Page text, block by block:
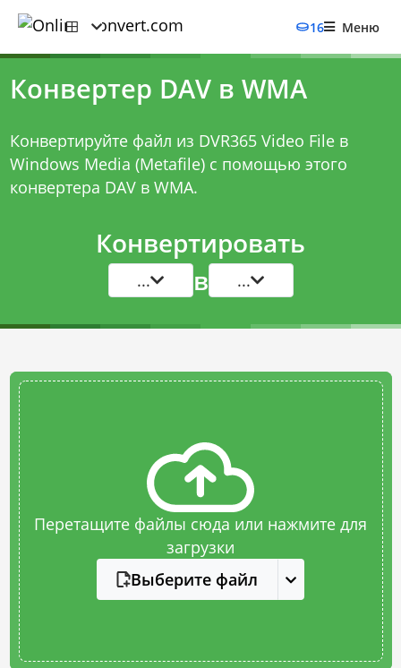
16 Меню
Конвертер DAV в WMA
Конвертируйте файл из DVR365 Video File в
Windows Media (Metafile) с помощью этого
конвертера DAV в WMA.
Конвертировать
... в ...
Перетащите файлы сюда или нажмите для
загрузки
Выберите файл